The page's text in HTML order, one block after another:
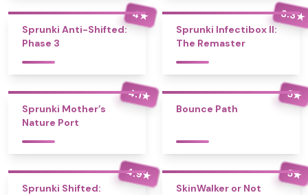
4★
Sprunki Anti-Shifted:
Phase 3
3.3★
Sprunki Infectibox II:
The Remaster
4.1★
Sprunki Mother’s
Nature Port
5★
Bounce Path
4.9★
Sprunki Shifted:
5★
SkinWalker or Not